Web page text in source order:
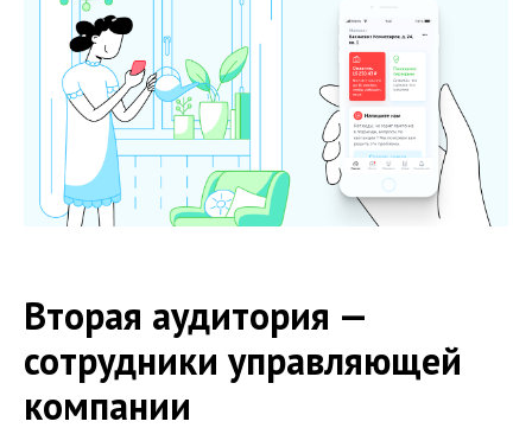
Вторая аудитория —
сотрудники управляющей
компании